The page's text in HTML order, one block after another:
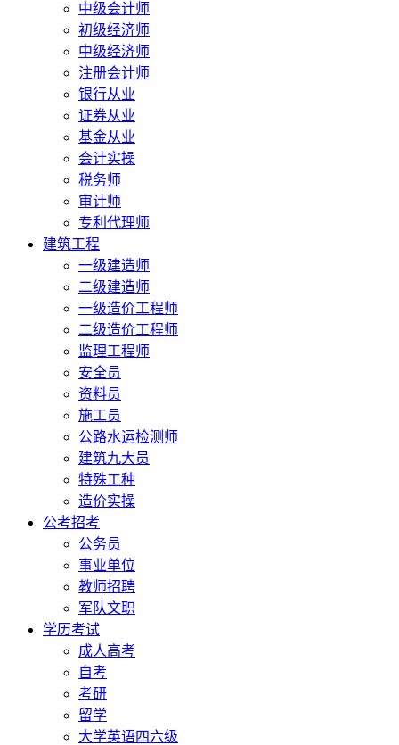
中级会计师
初级经济师
中级经济师
注册会计师
银行从业
证券从业
基金从业
会计实操
税务师
审计师
专利代理师
建筑工程
一级建造师
二级建造师
一级造价工程师
二级造价工程师
监理工程师
安全员
资料员
施工员
公路水运检测师
建筑九大员
特殊工种
造价实操
公考招考
公务员
事业单位
教师招聘
军队文职
学历考试
成人高考
自考
考研
留学
大学英语四六级